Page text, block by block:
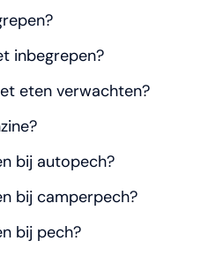
inbegrepen?
eten verwachten?
bij autopech?
bij camperpech?
bij pech?